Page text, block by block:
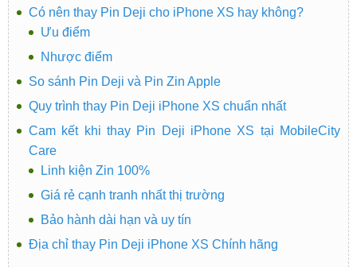
Có nên thay Pin Deji cho iPhone XS hay không?
Ưu điểm
Nhược điểm
So sánh Pin Deji và Pin Zin Apple
Quy trình thay Pin Deji iPhone XS chuẩn nhất
Cam kết khi thay Pin Deji iPhone XS tại MobileCity
Care
Linh kiện Zin 100%
Giá rẻ cạnh tranh nhất thị trường
Bảo hành dài hạn và uy tín
Địa chỉ thay Pin Deji iPhone XS Chính hãng